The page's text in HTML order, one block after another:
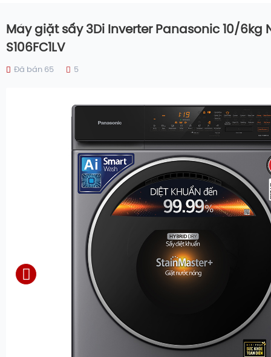
Máy giặt sấy 3Di Inverter Panasonic 10/6kg
S106FC1LV
Đã bán 65 5